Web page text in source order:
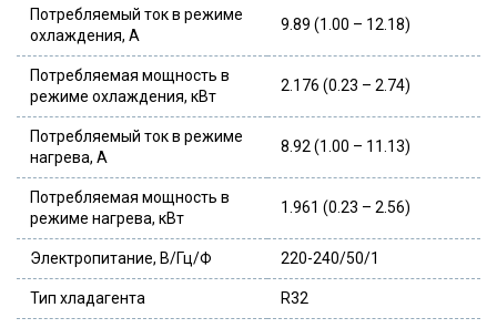
Потребляемый ток в режиме
охлаждения, А
9.89 (1.00 – 12.18)
Потребляемая мощность в
режиме охлаждения, кВт
2.176 (0.23 – 2.74)
Потребляемый ток в режиме
нагрева, А
8.92 (1.00 – 11.13)
Потребляемая мощность в
режиме нагрева, кВт
1.961 (0.23 – 2.56)
Электропитание, В/Гц/Ф 220-240/50/1
Тип хладагента R32